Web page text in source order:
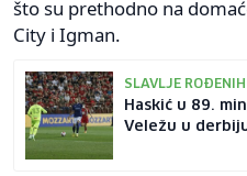
što su prethodno na
City i Igman.
SLAVLJE
Haskić u 89.
Veležu u